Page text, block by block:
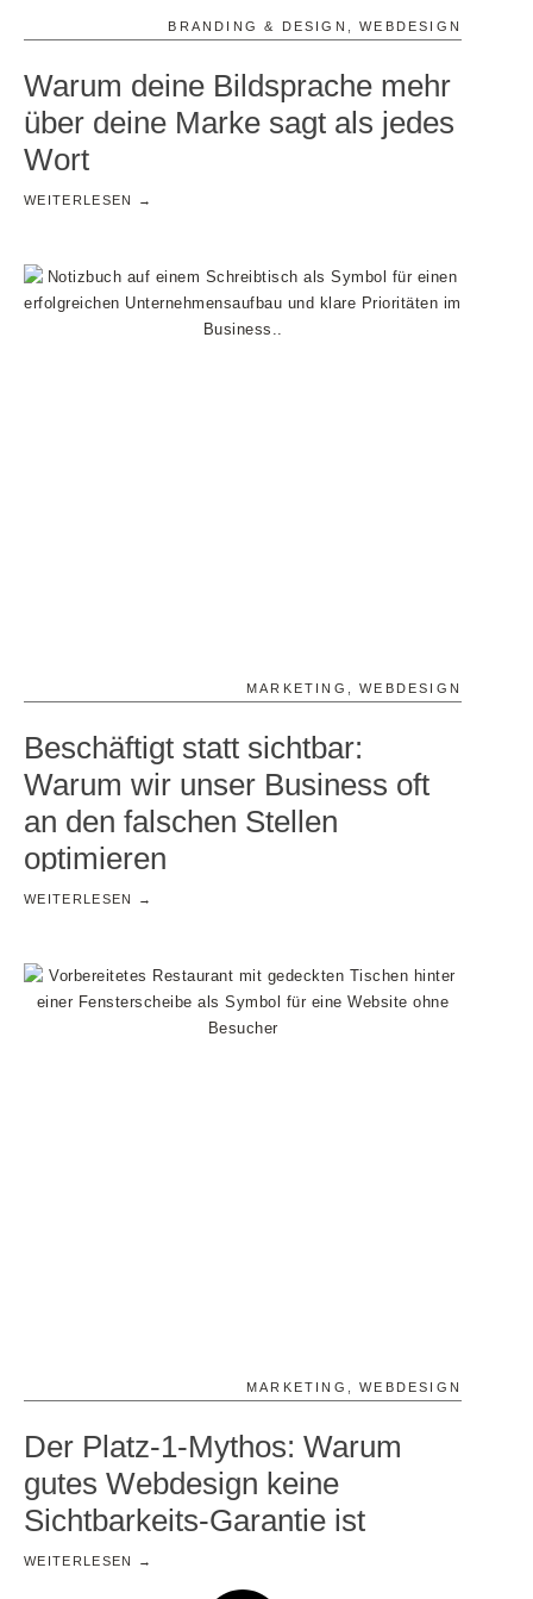
BRANDING & DESIGN ,WEBDESIGN
Warum deine Bildsprache mehr
über deine Marke sagt als jedes
Wort
WEITERLESEN →
MARKETING ,WEBDESIGN
Beschäftigt statt sichtbar:
Warum wir unser Business oft
an den falschen Stellen
optimieren
WEITERLESEN →
MARKETING ,WEBDESIGN
Der Platz-1-Mythos: Warum
gutes Webdesign keine
Sichtbarkeits-Garantie ist
WEITERLESEN →